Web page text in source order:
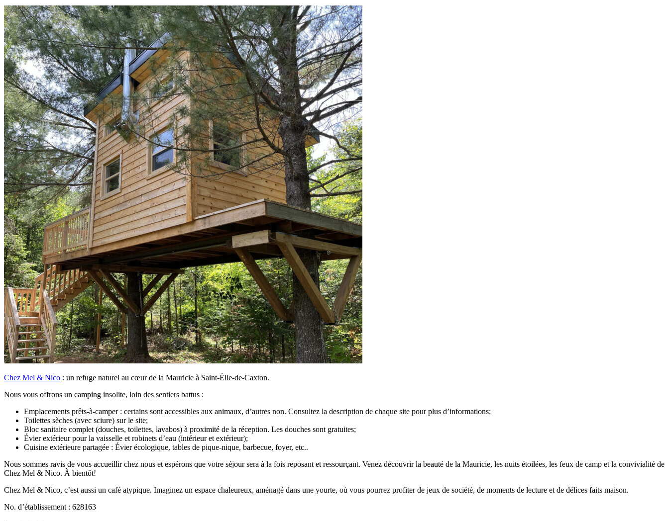
Chez Mel & Nico : un refuge naturel au cœur de la Mauricie à Saint-Élie-de-Caxton.
Nous vous offrons un camping insolite, loin des sentiers battus :
Emplacements prêts-à-camper : certains sont accessibles aux animaux, d’autres non. Consultez la description de chaque site pour plus d’informations;
Toilettes sèches (avec sciure) sur le site;
Bloc sanitaire complet (douches, toilettes, lavabos) à proximité de la réception. Les douches sont gratuites;
Évier extérieur pour la vaisselle et robinets d’eau (intérieur et extérieur);
Cuisine extérieure partagée : Évier écologique, tables de pique-nique, barbecue, foyer, etc..
Nous sommes ravis de vous accueillir chez nous et espérons que votre séjour sera à la fois reposant et ressourçant. Venez découvrir la beauté de la Mauricie, les nuits étoilées, les feux de camp et la convivialité de
Chez Mel & Nico. À bientôt!
Chez Mel & Nico, c’est aussi un café atypique. Imaginez un espace chaleureux, aménagé dans une yourte, où vous pourrez profiter de jeux de société, de moments de lecture et de délices faits maison.
No. d’établissement : 628163